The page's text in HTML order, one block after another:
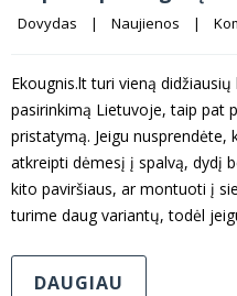
Dovydas | Naujienos |
Ekougnis.lt turi vieną
pasirinkimą Lietuvoje, taip pat
pristatymą. Jeigu
atkreipti dėmesį į spalvą, dydį
kito paviršiaus, ar montuoti į
turime daug variantų, todėl
DAUGIAU